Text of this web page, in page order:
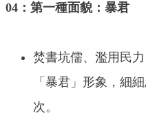
04：第一種面貌：暴君
焚書坑儒、濫用民
「暴君」形象，細
次。